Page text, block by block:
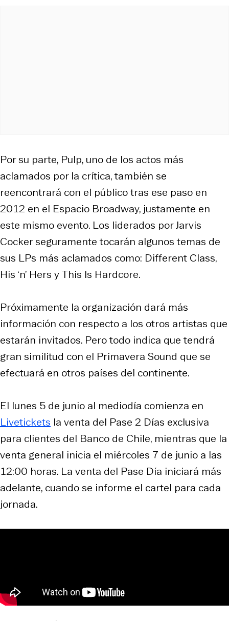
Por su parte, Pulp, uno de los actos más
aclamados por la crítica, también se
reencontrará con el público tras ese paso en
2012 en el Espacio Broadway, justamente en
este mismo evento. Los liderados por Jarvis
Cocker seguramente tocarán algunos temas de
sus LPs más aclamados como: Different Class,
His ‘n’ Hers yThis Is Hardcore.
Próximamente la organización dará más
información con respecto a los otros artistas que
estarán invitados. Pero todo indica que tendrá
gran similitud con el Primavera Sound que se
efectuará en otros países del continente.
El lunes 5 de junio al mediodía comienza en
Livetickets la venta del Pase 2 Días exclusiva
para clientes del Banco de Chile, mientras que la
venta general inicia el miércoles 7 de junio a las
12:00 horas. La venta del Pase Día iniciará más
adelante, cuando se informe el cartel para cada
jornada.